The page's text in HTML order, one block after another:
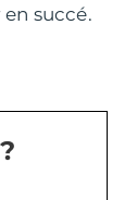
succé.